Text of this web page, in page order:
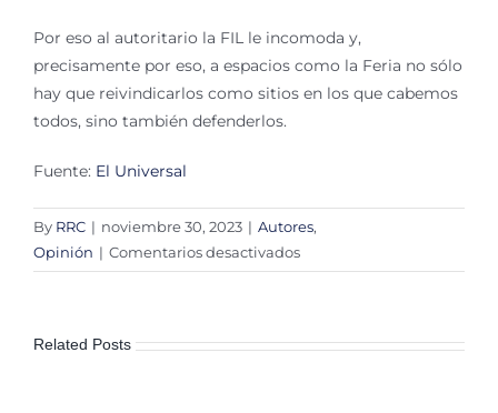
Por eso al autoritario la FIL le incomoda y,
precisamente por eso, a espacios como la Feria no sólo
hay que reivindicarlos como sitios en los que cabemos
todos, sino también defenderlos.
Fuente: El Universal
By RRC | noviembre 30, 2023 | Autores,
Opinión | Comentarios desactivadosen
El
la
Related Posts